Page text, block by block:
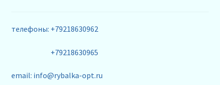
телефоны: +79218630962
+79218630965
email: info@rybalka-opt.ru